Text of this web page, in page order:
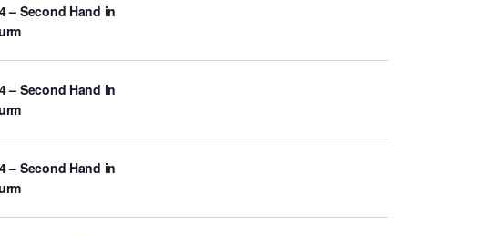
– Second Hand in
– Second Hand in
– Second Hand in